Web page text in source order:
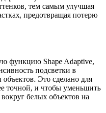
тем самым улучшая
предотвращая потерю
функцию Shape Adaptive,
подсветки в
Это сделано для
точной, и чтобы уменьшить
белых объектов на